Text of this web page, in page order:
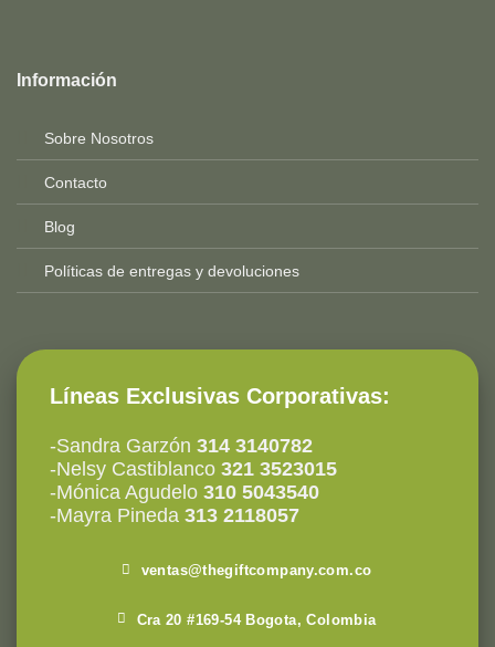
2025-
Información
Sobre Nosotros
Contacto
Blog
Políticas de entregas y devoluciones
Líneas Exclusivas Corporativas:
-Sandra Garzón 314 3140782
-Nelsy Castiblanco 321 3523015
-Mónica Agudelo 310 5043540
-Mayra Pineda 313 2118057
ventas@thegiftcompany.com.co
Cra 20 #169-54 Bogota, Colombia